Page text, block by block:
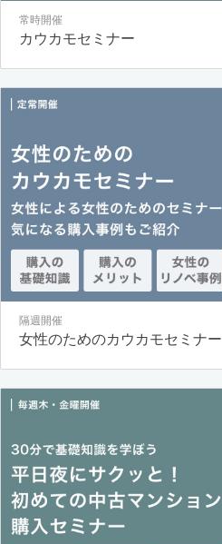
常時開催
カウカモセミナー
隔週開催
女性のためのカウカモセミナー